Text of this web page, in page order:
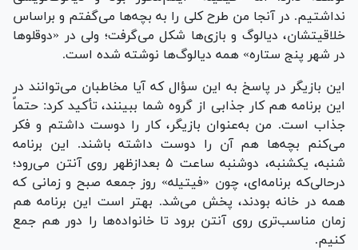
نداشتیم. در آنجا من طرح کلی را به بچه‌ها می‌گفتم و براساس
خلاقیتشان، دیالوگ و بازی‌ها شکل می‌گرفت؛ ولی در «دوقلو‌ها
در شهر پنج ستاره» همه دیالوگ‌ها نوشته شده است.
این بازیگر در پاسخ به این سؤال که آیا مخاطبان می‌توانند در
این برنامه هم کار جذابی از گروه شما ببینند، تأکید کرد: حتماً
جذاب است. من به‌عنوان بازیگر، کار را دوست داشتم و فکر
می‌کنم بچه‌ها هم آن را دوست داشته باشند. این برنامه
شنبه، یکشنبه، دوشنبه ساعت ۵ بعدازظهر روی آنتن می‌رود؛
درحالی‌که برنامه‌ای، چون «فیتیله» روز جمعه صبح و زمانی که
همه در خانه بودند، پخش می‌شد. بهتر است این برنامه هم
زمان مناسب‌تری روی آنتن برود تا خانواده‌ها را دور هم جمع
کنیم.